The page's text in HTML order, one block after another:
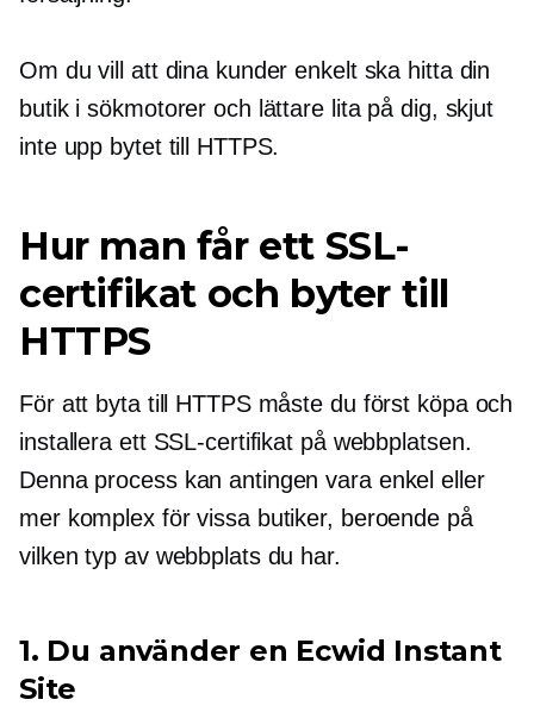
Om du vill att dina kunder enkelt ska hitta din
butik i sökmotorer och lättare lita på dig, skjut
inte upp bytet till HTTPS.
Hur man får ett SSL-
certifikat och byter till
HTTPS
För att byta till HTTPS måste du först köpa och
installera ett SSL-certifikat på webbplatsen.
Denna process kan antingen vara enkel eller
mer komplex för vissa butiker, beroende på
vilken typ av webbplats du har.
1. Du använder en Ecwid Instant
Site